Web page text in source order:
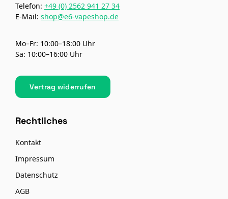
Telefon: +49 (0) 2562 941 27 34
E-Mail: shop@e6-vapeshop.de
Mo–Fr: 10:00–18:00 Uhr
Sa: 10:00–16:00 Uhr
Vertrag widerrufen
Rechtliches
Kontakt
Impressum
Datenschutz
AGB